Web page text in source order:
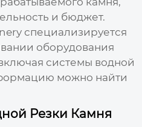
и бюджет.
специализируется
оборудования
системы водной
можно найти
Резки Камня